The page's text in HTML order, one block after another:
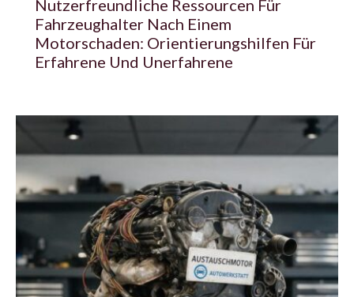
Nutzerfreundliche Ressourcen Für
Fahrzeughalter Nach Einem
Motorschaden: Orientierungshilfen Für
Erfahrene Und Unerfahrene